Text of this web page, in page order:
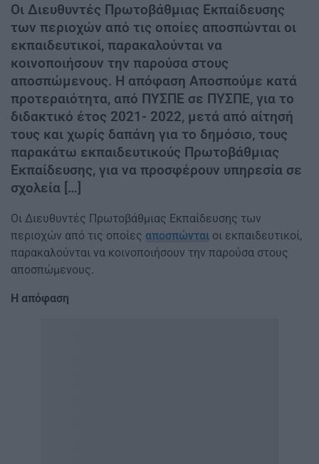
Οι Διευθυντές Πρωτοβάθμιας Εκπαίδευσης
των περιοχών από τις οποίες αποσπώνται οι
εκπαιδευτικοί, παρακαλούνται να
κοινοποιήσουν την παρούσα στους
αποσπώμενους. Η απόφαση Αποσπούμε κατά
προτεραιότητα, από ΠΥΣΠΕ σε ΠΥΣΠΕ, για το
διδακτικό έτος 2021- 2022, μετά από αίτησή
τους και χωρίς δαπάνη για το δημόσιο, τους
παρακάτω εκπαιδευτικούς Πρωτοβάθμιας
Εκπαίδευσης, για να προσφέρουν υπηρεσία σε
σχολεία […]
Οι Διευθυντές Πρωτοβάθμιας Εκπαίδευσης των
περιοχών από τις οποίες αποσπώνται οι εκπαιδευτικοί,
παρακαλούνται να κοινοποιήσουν την παρούσα στους
αποσπώμενους.
Η απόφαση